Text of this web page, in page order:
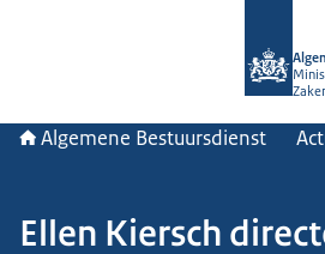
Algemene Bestuursdienst
Ellen Kiersch